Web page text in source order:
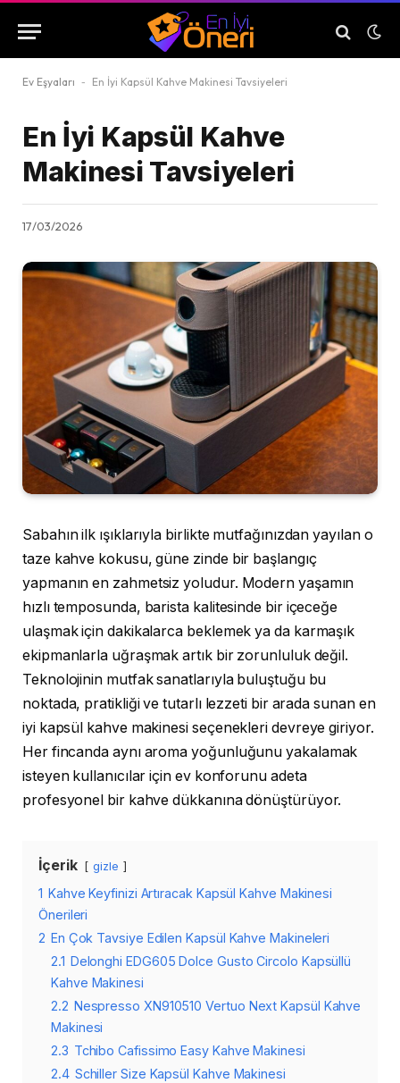
Ev Eşyaları - En İyi Kapsül Kahve Makinesi Tavsiyeleri
En İyi Kapsül Kahve
Makinesi Tavsiyeleri
17/03/2026
Sabahın ilk ışıklarıyla birlikte mutfağınızdan yayılan o
taze kahve kokusu, güne zinde bir başlangıç
yapmanın en zahmetsiz yoludur. Modern yaşamın
hızlı temposunda, barista kalitesinde bir içeceğe
ulaşmak için dakikalarca beklemek ya da karmaşık
ekipmanlarla uğraşmak artık bir zorunluluk değil.
Teknolojinin mutfak sanatlarıyla buluştuğu bu
noktada, pratikliği ve tutarlı lezzeti bir arada sunan en
iyi kapsül kahve makinesi seçenekleri devreye giriyor.
Her fincanda aynı aroma yoğunluğunu yakalamak
isteyen kullanıcılar için ev konforunu adeta
profesyonel bir kahve dükkanına dönüştürüyor.
İçerik gizle
1 Kahve Keyfinizi Artıracak Kapsül Kahve Makinesi
Önerileri
2 En Çok Tavsiye Edilen Kapsül Kahve Makineleri
2.1 Delonghi EDG605 Dolce Gusto Circolo Kapsüllü
Kahve Makinesi
2.2 Nespresso XN910510 Vertuo Next Kapsül Kahve
Makinesi
2.3 Tchibo Cafissimo Easy Kahve Makinesi
2.4 Schiller Size Kapsül Kahve Makinesi